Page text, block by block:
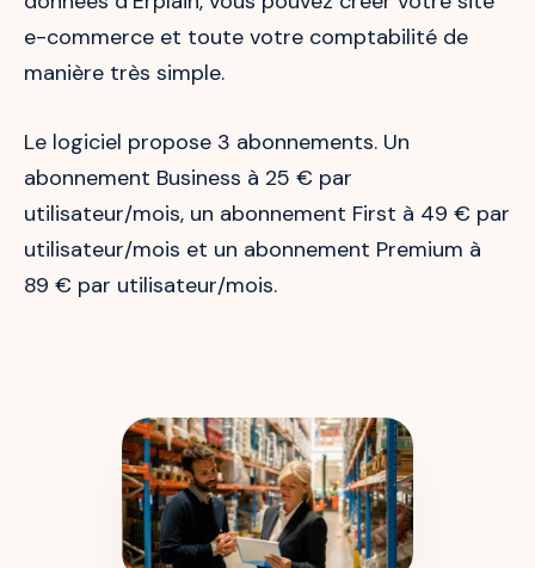
e-commerce et toute votre comptabilité de
manière très simple.
Le logiciel propose 3 abonnements. Un
abonnement Business à 25 € par
utilisateur/mois, un abonnement First à 49 € par
utilisateur/mois et un abonnement Premium à
89 € par utilisateur/mois.